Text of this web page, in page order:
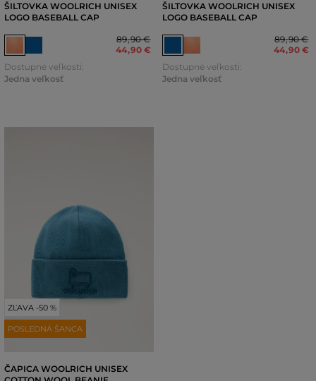
ŠILTOVKA WOOLRICH UNISEX
LOGO BASEBALL CAP
89,90 €
44,90 €
Dostupné veľkosti:
Jedna veľkosť
ŠILTOVKA WOOLRICH UNISEX
LOGO BASEBALL CAP
89,90 €
44,90 €
Dostupné veľkosti:
Jedna veľkosť
ZĽAVA -50 %
POSLEDNÁ ŠANCA
ČAPICA WOOLRICH UNISEX